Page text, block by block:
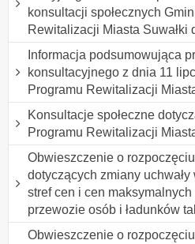
konsultacji społecznych
Rewitalizacji Miasta Suwałki
Informacja podsumowująca
konsultacyjnego z dnia 11
Programu Rewitalizacji
Konsultacje społeczne
Programu Rewitalizacji
Obwieszczenie o
dotyczących zmiany
stref cen i cen
przewozie osób i ładunków
Obwieszczenie o